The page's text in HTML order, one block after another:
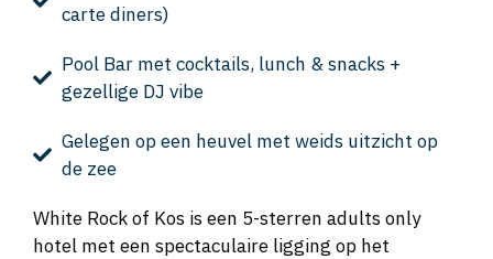
carte diners)
Pool Bar met cocktails, lunch & snacks +
gezellige DJ vibe
Gelegen op een heuvel met weids uitzicht op
de zee
White Rock of Kos is een 5-sterren adults only
hotel met een spectaculaire ligging op het